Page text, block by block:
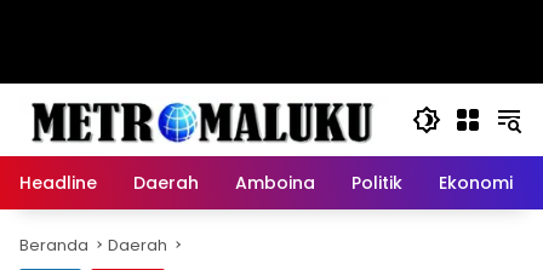
Headline Daerah Amboina Politik Ekonomi
Beranda Daerah